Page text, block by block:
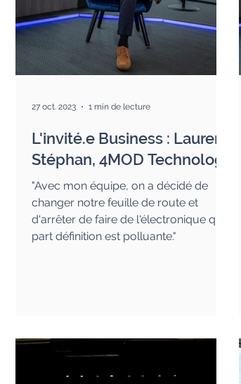
L'invité.e Business : Laurent
Stéphan, 4MOD Technology
"Avec mon équipe, on a décidé de
changer notre feuille de route et
d'arrêter de faire de l'électronique qui
part définition est polluante."
27 oct. 2023 1 min de lecture